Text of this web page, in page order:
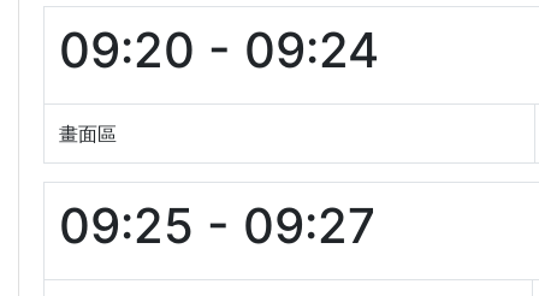
09:20 - 09:24
畫面區
09:25 - 09:27